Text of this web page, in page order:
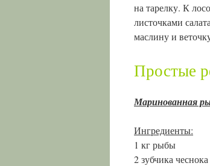
на тарелку. К
листочками
маслину и
Простые
Маринованная
Ингредиенты:
1 кг рыбы
2 зубчика чеснока